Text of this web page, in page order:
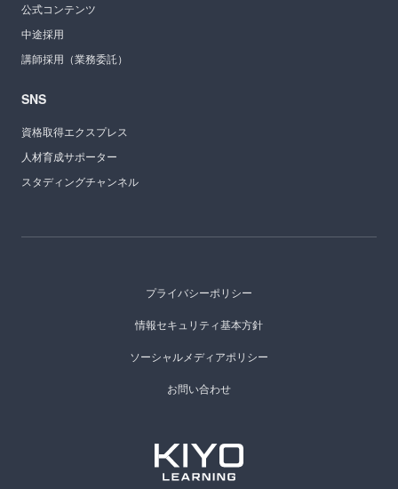
公式コンテンツ
中途採用
講師採用（業務委託）
SNS
資格取得エクスプレス
人材育成サポーター
スタディングチャンネル
プライバシーポリシー
情報セキュリティ基本方針
ソーシャルメディアポリシー
お問い合わせ